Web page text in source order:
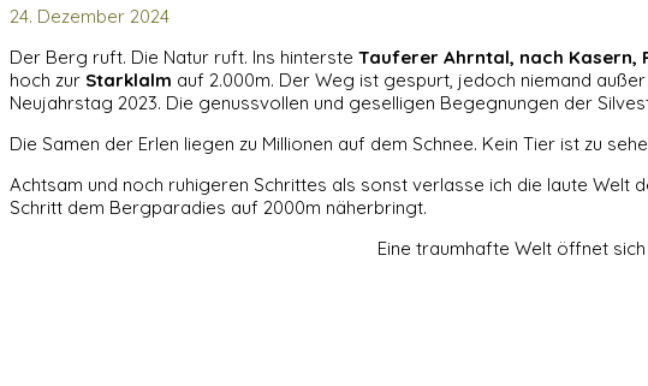
24. Dezember 2024
Der Berg ruft. Die Natur ruft. Ins hinterste Tauferer Ahrntal, nach Kasern,
hoch zur Starklalm auf 2.000m. Der Weg ist gespurt, jedoch niemand
Neujahrstag 2023. Die genussvollen und geselligen Begegnungen der
Die Samen der Erlen liegen zu Millionen auf dem Schnee. Kein Tier ist zu
Achtsam und noch ruhigeren Schrittes als sonst verlasse ich die laute Welt
Schritt dem Bergparadies auf 2000m näherbringt.
Eine traumhafte Welt öffnet